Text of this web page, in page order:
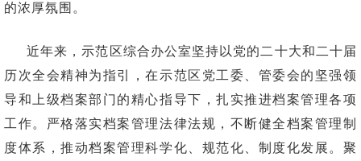
的浓厚氛围。
近年来，示范区综合办公室坚持以党的二十大和二十届
历次全会精神为指引，在示范区党工委、管委会的坚强领
导和上级档案部门的精心指导下，扎实推进档案管理各项
工作。严格落实档案管理法律法规，不断健全档案管理制
度体系，推动档案管理科学化、规范化、制度化发展。聚